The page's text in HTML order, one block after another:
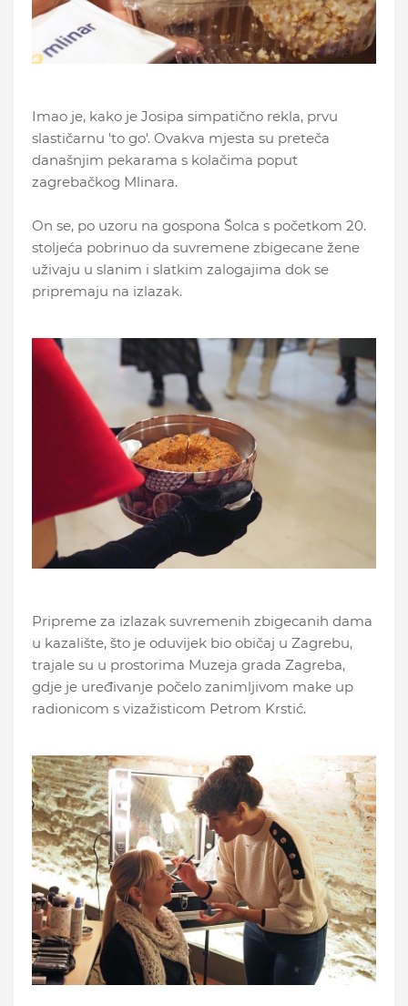
Imao je, kako je Josipa simpatično rekla, prvu
slastičarnu 'to go'. Ovakva mjesta su preteča
današnjim pekarama s kolačima poput
zagrebačkog Mlinara.
On se, po uzoru na gospona Šolca s početkom 20.
stoljeća pobrinuo da suvremene zbigecane žene
uživaju u slanim i slatkim zalogajima dok se
pripremaju na izlazak.
Pripreme za izlazak suvremenih zbigecanih dama
u kazalište, što je oduvijek bio običaj u Zagrebu,
trajale su u prostorima Muzeja grada Zagreba,
gdje je uređivanje počelo zanimljivom make up
radionicom s vizažisticom Petrom Krstić.